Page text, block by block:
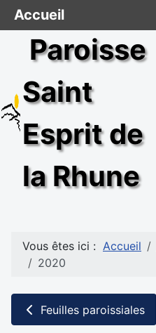
Paroisse
Saint
Esprit de
la Rhune
Vous êtes ici : Accueil
2020
Feuilles paroissiales
Accueil